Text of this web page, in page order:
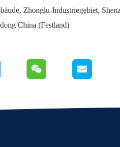
Zhonglu-Industriegebiet,
China (Festland)